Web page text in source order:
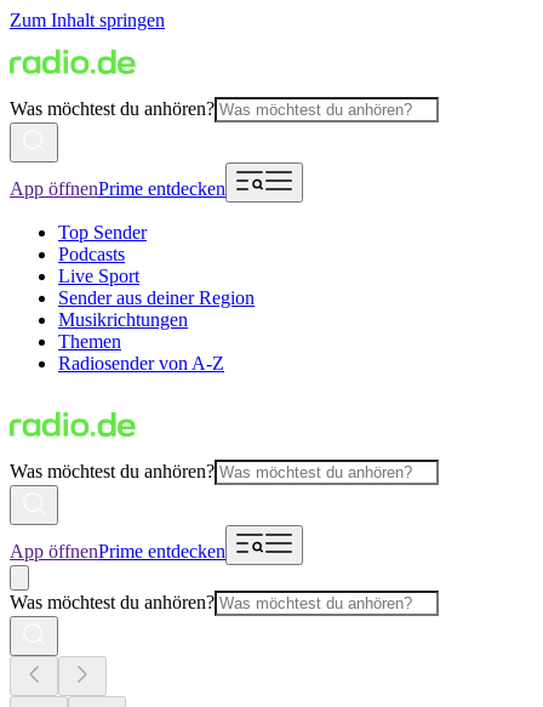
Zum Inhalt springen
Was möchtest du anhören?
App öffnenPrime entdecken
Top Sender
Podcasts
Live Sport
Sender aus deiner Region
Musikrichtungen
Themen
Radiosender von A-Z
Was möchtest du anhören?
App öffnenPrime entdecken
Was möchtest du anhören?